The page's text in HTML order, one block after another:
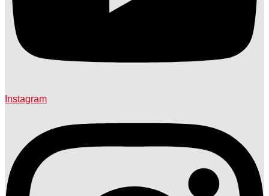
Instagram